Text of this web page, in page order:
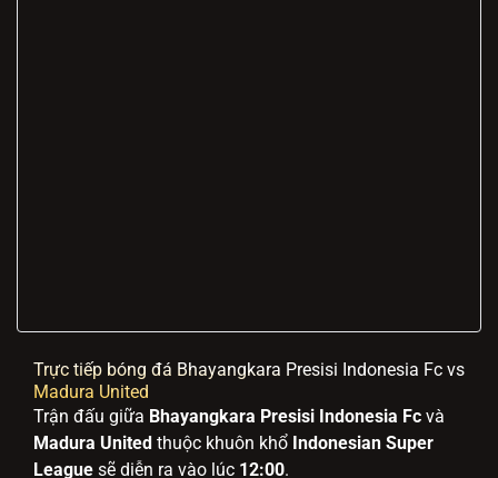
Trực tiếp bóng đá Bhayangkara Presisi Indonesia Fc vs
Madura United
Trận đấu giữa Bhayangkara Presisi Indonesia Fc và
Madura United thuộc khuôn khổ Indonesian Super
League sẽ diễn ra vào lúc 12:00.